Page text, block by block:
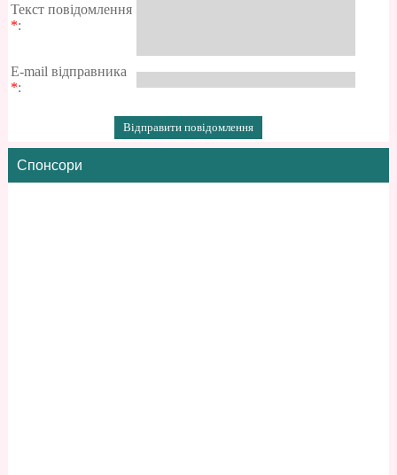
Текст повідомлення
*:
E-mail відправника
*:
Спонсори